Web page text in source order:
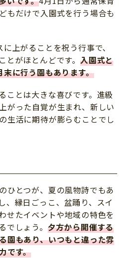
もだけで入園式を行う場合も
上がることを祝う行事で、
とがほとんどです。 入園式と
に行う園もあります。
ことは大きな喜びです。進級
がった自覚が生まれ、新しい
生活に期待が膨らむことでし
ひとつが、夏の風物詩でもあ
、縁日ごっこ、盆踊り、スイ
せたイベントや地域の特色を
でしょう。 夕方から開催する
園もあり、いつもと違った雰
です。